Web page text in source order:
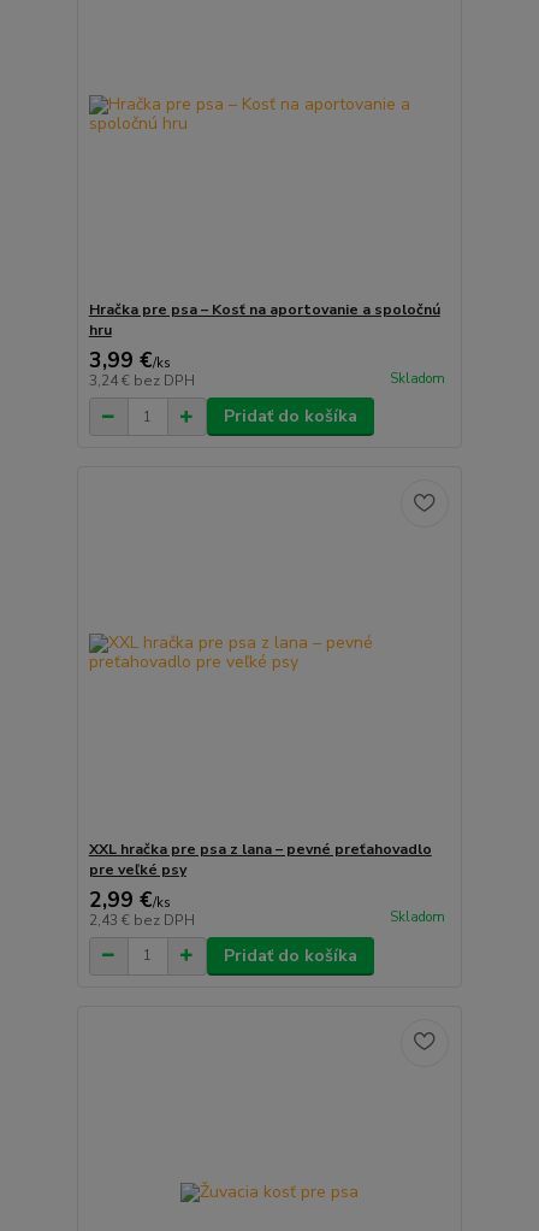
Hračka pre psa – Kosť na aportovanie a spoločnú
hru
3,99 €/ks
3,24 € bez DPH Skladom
Pridať do košíka
XXL hračka pre psa z lana – pevné preťahovadlo
pre veľké psy
2,99 €/ks
2,43 € bez DPH Skladom
Pridať do košíka